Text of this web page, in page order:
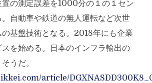
置の測定誤差を1000分の１の１セン
自動車や鉄道の無人運転など次世
基盤技術となる。2018年にも企業
を始める。日本のインフラ輸出の
うだ。
article/